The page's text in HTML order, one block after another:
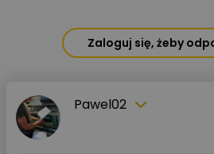
Zaloguj się, żeby
Pawel02